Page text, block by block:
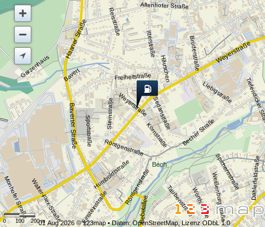
Bech
Haaner Straße
Baverter Straße
Weyerstraße
Bebelallee
Brüderstraße
Häuschen
Reisstraße
Garzenhaus
Itterstraße
Freiheitstraße
Altenhofer Straße
Becher Straße
Liebigstraße
Weißenburgstraße Dahlerfeldstraße
Sedanstraße
Wörthstraße
Taubenstraße
Sportstraße
Humboldtstraße
Röntgenstraße
Sternstraße
Kornstraße
Monhofer Straße
Bavert
Walter-Flex-Straße Einsteinstraße
Spichernstraße
Röntgenstraße
Weyerstraße
0 100 200 m
01 Aug 2026 ©123map • Daten:OpenStreetMap,Lizenz ODbL 1.0